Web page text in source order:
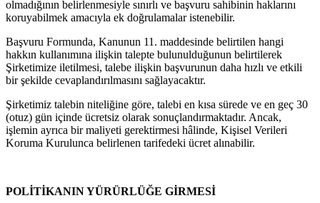
olmadığının belirlenmesiyle sınırlı ve başvuru sahibinin haklarını
koruyabilmek amacıyla ek doğrulamalar istenebilir.
Başvuru Formunda, Kanunun 11. maddesinde belirtilen hangi
hakkın kullanımına ilişkin talepte bulunulduğunun belirtilerek
Şirketimize iletilmesi, talebe ilişkin başvurunun daha hızlı ve etkili
bir şekilde cevaplandırılmasını sağlayacaktır.
Şirketimiz talebin niteliğine göre, talebi en kısa sürede ve en geç 30
(otuz) gün içinde ücretsiz olarak sonuçlandırmaktadır. Ancak,
işlemin ayrıca bir maliyeti gerektirmesi hâlinde, Kişisel Verileri
Koruma Kurulunca belirlenen tarifedeki ücret alınabilir.
POLİTİKANIN YÜRÜRLÜĞE GİRMESİ